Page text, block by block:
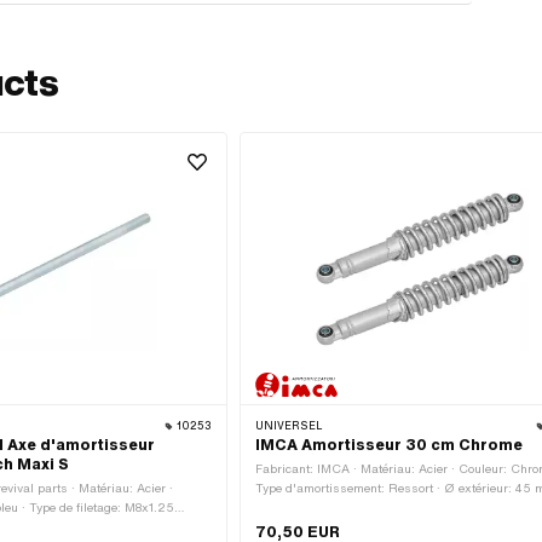
10253
Axe d'amortisseur
Maxi S
parts · Matériau: Acier ·
· Type de filetage: M8x1.25
nominal (filetage): 8 mm ·
UNIVERSEL
IMCA Amortisseur 30 cm Chrome
Fabricant: IMCA · Matériau: Acier · Couleur:
Type d'amortissement: Ressort · Ø extérieur: 45
écrous · Longueur totale: 330 mm · Ø montants: 28
70,50 EUR